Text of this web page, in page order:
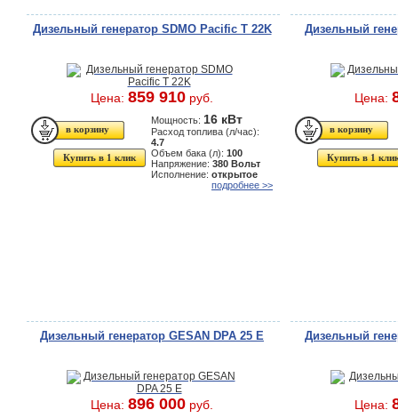
Дизельный генератор SDMO Pacific T 22K
Цена: 859 910 руб.
Купить в 1 клик
Мощность: 16 кВт
Расход топлива (л/час):
4.7
Объем бака (л): 100
Напряжение: 380 Вольт
Исполнение: открытое
подробнее >>
Дизельный
Цена:
Купить в 1
Дизельный генератор GESAN DPA 25 E
Цена: 896 000 руб.
Дизельный
Цена: